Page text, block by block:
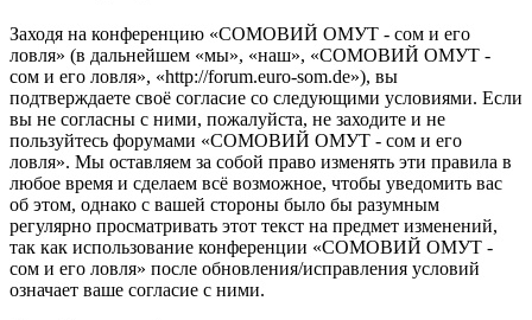
Заходя на конференцию «СОМОВИЙ ОМУТ - сом и его
ловля» (в дальнейшем «мы», «наш», «СОМОВИЙ ОМУТ -
сом и его ловля», «http://forum.euro-som.de»), вы
подтверждаете своё согласие со следующими условиями. Если
вы не согласны с ними, пожалуйста, не заходите и не
пользуйтесь форумами «СОМОВИЙ ОМУТ - сом и его
ловля». Мы оставляем за собой право изменять эти правила в
любое время и сделаем всё возможное, чтобы уведомить вас
об этом, однако с вашей стороны было бы разумным
регулярно просматривать этот текст на предмет изменений,
так как использование конференции «СОМОВИЙ ОМУТ -
сом и его ловля» после обновления/исправления условий
означает ваше согласие с ними.